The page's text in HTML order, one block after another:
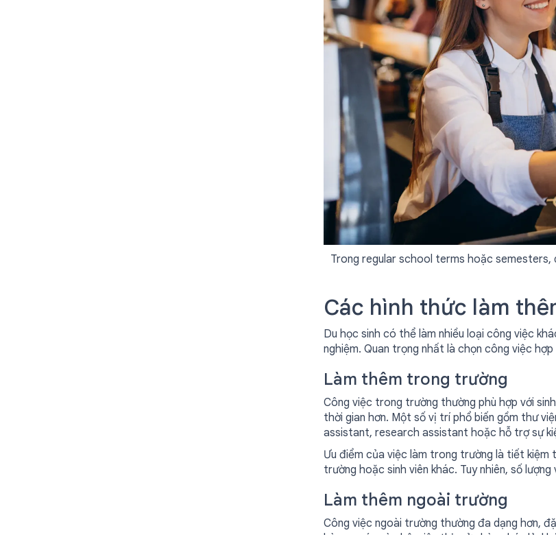
Trong regular school terms hoặc
Các hình thức làm
Du học sinh có thể làm nhiều loại công việc
nghiệm. Quan trọng nhất là chọn công việc
Làm thêm trong trường
Công việc trong trường thường phù hợp với
thời gian hơn. Một số vị trí phổ biến gồm thư
assistant, research assistant hoặc hỗ trợ sự
Ưu điểm của việc làm trong trường là tiết kiệm
trường hoặc sinh viên khác. Tuy nhiên, số
Làm thêm ngoài trường
Công việc ngoài trường thường đa dạng hơn,